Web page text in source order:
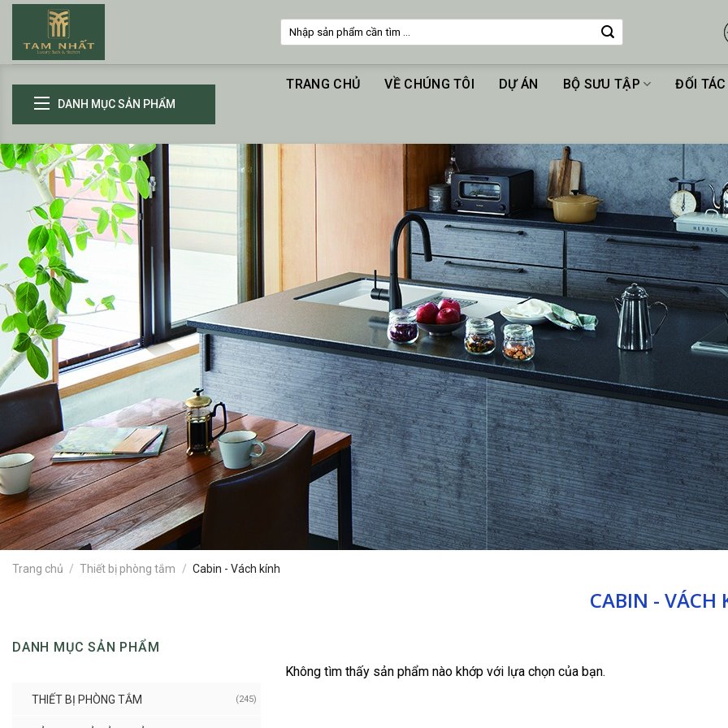
Skip
content
DANH MỤC SẢN PHẨM
TRANG CHỦ VỀ CHÚNG TÔI DỰ ÁN BỘ SƯU TẬP ĐỐI TÁC
CABIN - VÁCH
Trang chủ / Thiết bị phòng tắm / Cabin - Vách kính
DANH MỤC SẢN PHẨM
THIẾT BỊ PHÒNG TẮM (245)
Không tìm thấy sản phẩm nào khớp với lựa chọn của bạn.